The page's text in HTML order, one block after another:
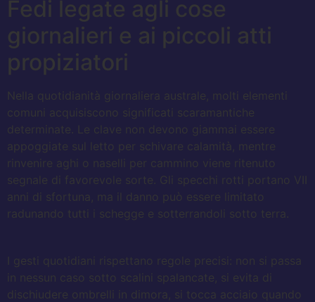
Fedi legate agli cose
giornalieri e ai piccoli atti
propiziatori
Nella quotidianità giornaliera australe, molti elementi
comuni acquisiscono significati scaramantiche
determinate. Le clave non devono giammai essere
appoggiate sul letto per schivare calamità, mentre
rinvenire aghi o naselli per cammino viene ritenuto
segnale di favorevole sorte. Gli specchi rotti portano VII
anni di sfortuna, ma il danno può essere limitato
radunando tutti i schegge e sotterrandoli sotto terra.
I gesti quotidiani rispettano regole precisi: non si passa
in nessun caso sotto scalini spalancate, si evita di
dischiudere ombrelli in dimora, si tocca acciaio quando